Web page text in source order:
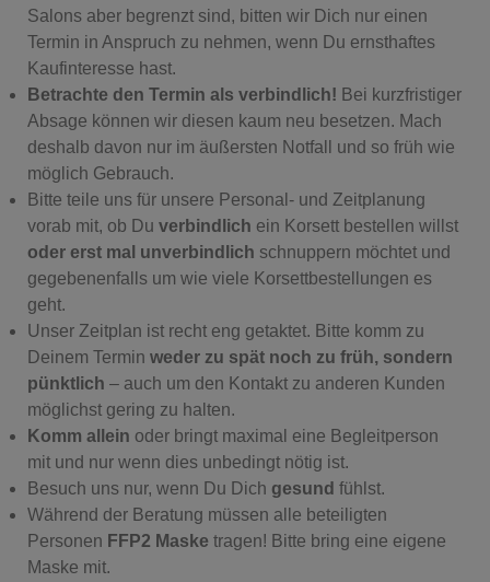
Salons aber begrenzt sind, bitten wir Dich nur einen
Termin in Anspruch zu nehmen, wenn Du ernsthaftes
Kaufinteresse hast.
Betrachte den Termin als verbindlich! Bei kurzfristiger
Absage können wir diesen kaum neu besetzen. Mach
deshalb davon nur im äußersten Notfall und so früh wie
möglich Gebrauch.
Bitte teile uns für unsere Personal- und Zeitplanung
vorab mit, ob Du verbindlich ein Korsett bestellen willst
oder erst mal unverbindlich schnuppern möchtet und
gegebenenfalls um wie viele Korsettbestellungen es
geht.
Unser Zeitplan ist recht eng getaktet. Bitte komm zu
Deinem Termin weder zu spät noch zu früh, sondern
pünktlich – auch um den Kontakt zu anderen Kunden
möglichst gering zu halten.
Komm allein oder bringt maximal eine Begleitperson
mit und nur wenn dies unbedingt nötig ist.
Besuch uns nur, wenn Du Dich gesund fühlst.
Während der Beratung müssen alle beteiligten
Personen FFP2 Maske tragen! Bitte bring eine eigene
Maske mit.